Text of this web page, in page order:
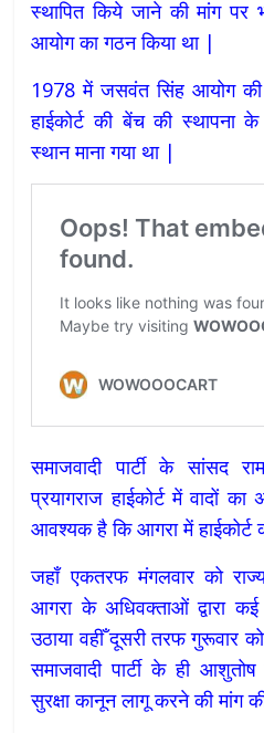
स्थापित किये जाने की मांग
आयोग का गठन किया था |
1978 में जसवंत सिंह आयोग की
हाईकोर्ट की बेंच की स्थापना
स्थान माना गया था |
समाजवादी पार्टी के सांसद
प्रयागराज हाईकोर्ट में वादों
आवश्यक है कि आगरा में हाईकोर्ट
जहाँ एकतरफ मंगलवार को
आगरा के अधिवक्ताओं द्वारा
उठाया वहीँ दूसरी तरफ गुरूवार
समाजवादी पार्टी के ही
सुरक्षा कानून लागू करने की मांग